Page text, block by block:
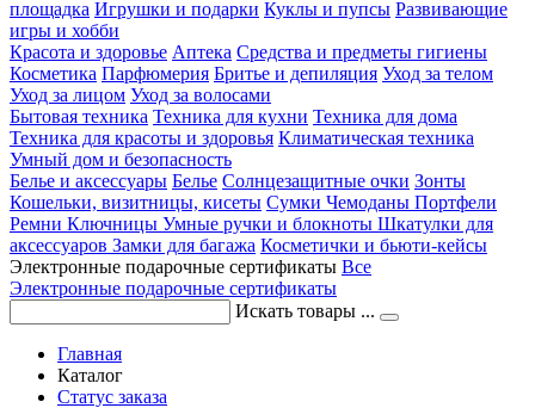
площадка Игрушки и подарки Куклы и пупсы Развивающие
игры и хобби
Красота и здоровье Аптека Средства и предметы гигиены
Косметика Парфюмерия Бритье и депиляция Уход за телом
Уход за лицом Уход за волосами
Бытовая техника Техника для кухни Техника для дома
Техника для красоты и здоровья Климатическая техника
Умный дом и безопасность
Белье и аксессуары Белье Солнцезащитные очки Зонты
Кошельки, визитницы, кисеты Сумки Чемоданы Портфели
Ремни Ключницы Умные ручки и блокноты Шкатулки для
аксессуаров Замки для багажа Косметички и бьюти-кейсы
Электронные подарочные сертификаты Все
Электронные подарочные сертификаты
Искать товары ...
Главная
Каталог
Статус заказа